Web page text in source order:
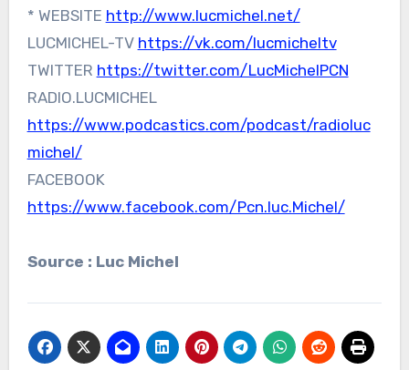
* WEBSITE http://www.lucmichel.net/
LUCMICHEL-TV https://vk.com/lucmicheltv
TWITTER https://twitter.com/LucMichelPCN
RADIO.LUCMICHEL
https://www.podcastics.com/podcast/radioluc
michel/
FACEBOOK
https://www.facebook.com/Pcn.luc.Michel/
Source : Luc Michel